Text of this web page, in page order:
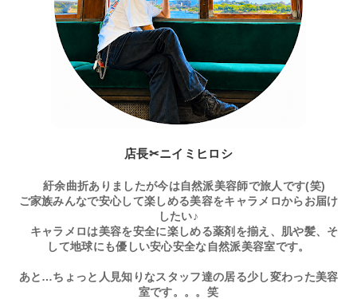
店長✂ニイミヒロシ
紆余曲折ありましたが今は自然派美容師で旅人です(笑)
ご家族みんなで安心して楽しめる美容をキャラメロからお届け
したい♪
キャラメロは美容を安全に楽しめる薬剤を揃え、肌や髪、そ
して地球にも優しい安心安全な自然派美容室です。
あと…ちょっと人見知りなスタッフ達の居る少し変わった美容
室です。。。笑